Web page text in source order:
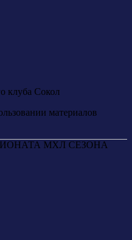
клуба Сокол
материалов
МХЛ СЕЗОНА